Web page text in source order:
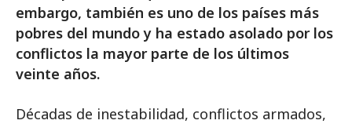
embargo, también es uno de los países más
pobres del mundo y ha estado asolado por los
conflictos la mayor parte de los últimos
veinte años.
Décadas de inestabilidad, conflictos armados,